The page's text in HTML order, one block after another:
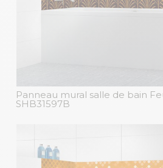
Panneau mural salle de bain
SHB31597B